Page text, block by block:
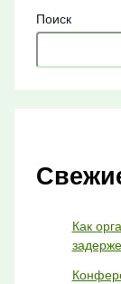
Поиск
Как